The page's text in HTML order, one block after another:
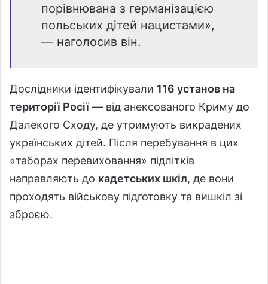
порівнювана з германізацією
польських дітей нацистами»,
— наголосив він.
Дослідники ідентифікували 116 установ на
території Росії— від анексованого Криму до
Далекого Сходу, де утримують викрадених
українських дітей. Після перебування в цих
«таборах перевиховання» підлітків
направляють до кадетських шкіл, де вони
проходять військову підготовку та вишкіл зі
зброєю.